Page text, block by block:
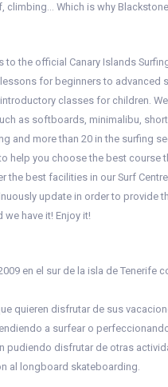
climbing… Which is why
to the official Canary Islands
for beginners to advanced
classes for children.
as softboards, minimalibu,
and more than 20 in the surfing
help you choose the best course
the best facilities in our Surf
update in order to provide
have it! Enjoy it!
en el sur de la isla de
quieren disfrutar de sus
a surfear o
pudiendo disfrutar de otras
al longboard skateboarding.